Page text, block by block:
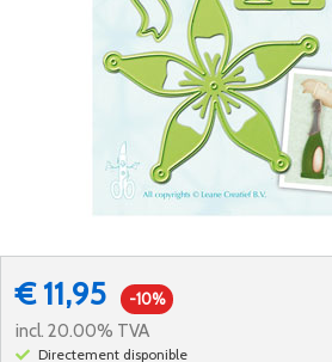
€ 11,95 -10%
incl. 20.00% TVA
Directement disponible